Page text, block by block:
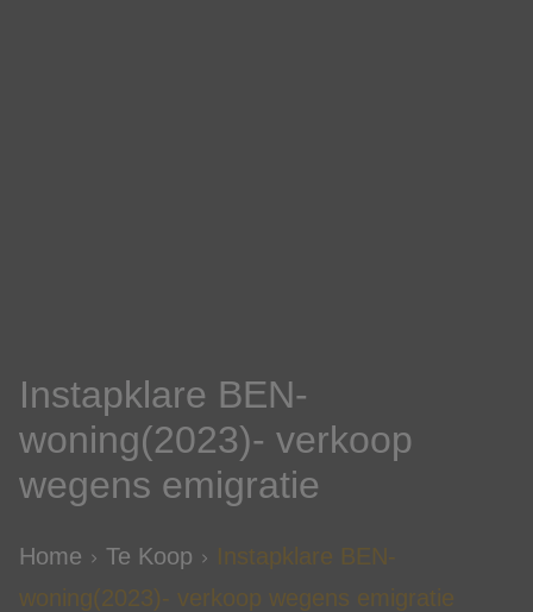
Instapklare BEN-
woning(2023)- verkoop
wegens emigratie
Home Te Koop
Instapklare BEN-
woning(2023)- verkoop wegens emigratie